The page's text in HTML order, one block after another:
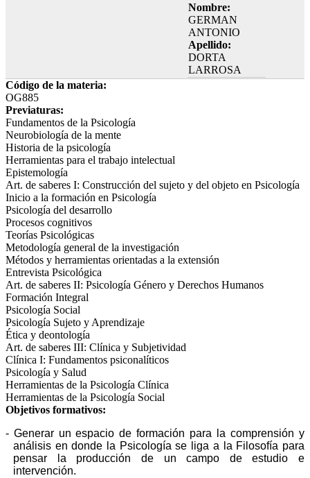
Nombre:
GERMAN
ANTONIO
Apellido:
DORTA
LARROSA
Código de la materia:
OG885
Previaturas:
Fundamentos de la Psicología
Neurobiología de la mente
Historia de la psicología
Herramientas para el trabajo intelectual
Epistemología
Art. de saberes I: Construcción del sujeto y del objeto en Psicología
Inicio a la formación en Psicología
Psicología del desarrollo
Procesos cognitivos
Teorías Psicológicas
Metodología general de la investigación
Métodos y herramientas orientadas a la extensión
Entrevista Psicológica
Art. de saberes II: Psicología Género y Derechos Humanos
Formación Integral
Psicología Social
Psicología Sujeto y Aprendizaje
Ética y deontología
Art. de saberes III: Clínica y Subjetividad
Clínica I: Fundamentos psiconalíticos
Psicología y Salud
Herramientas de la Psicología Clínica
Herramientas de la Psicología Social
Objetivos formativos:
- Generar un espacio de formación para la comprensión y
análisis en donde la Psicología se liga a la Filosofía para
pensar la producción de un campo de estudio e
intervención.